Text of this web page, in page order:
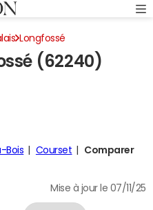
Longfossé
(62240)
Bois Courset
Comparer
Mise à jour le 07/11/25